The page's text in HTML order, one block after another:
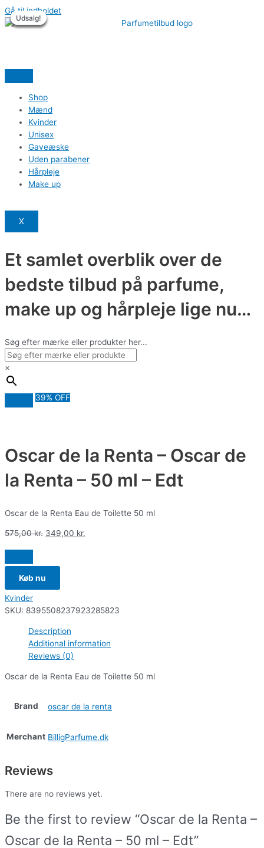
Gå til indholdet
Shop
Mænd
Kvinder
Unisex
Gaveæske
Uden parabener
Hårpleje
Make up
X
Et samlet overblik over de
bedste tilbud på parfume,
make up og hårpleje lige nu…
Søg efter mærke eller produkter her...
×
39% OFF
Oscar de la Renta – Oscar de
la Renta – 50 ml – Edt
Oscar de la Renta Eau de Toilette 50 ml
575,00kr. 349,00 kr.
Køb nu
Kvinder
SKU: 8395508237923285823
Description
Additional information
Reviews (0)
Oscar de la Renta Eau de Toilette 50 ml
Brand oscar de la renta
Merchant BilligParfume.dk
Reviews
There are no reviews yet.
Be the first to review “Oscar de la Renta –
Oscar de la Renta – 50 ml – Edt”
Udsalg!
Udsalg!
Udsalg!
Udsalg!
Udsalg!
Udsalg!